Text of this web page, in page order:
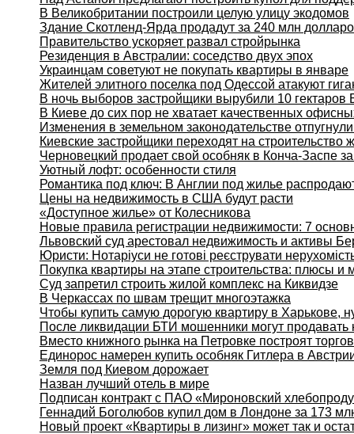
В Великобритании построили целую улицу экодомов
Здание Скотленд-Ярда продадут за 240 млн
Правительство ускоряет развал стройрынка
Резиденция в Австралии: соседство двух эпох
Украинцам советуют не покупать квартиры в январе
Жителей элитного поселка под Одессой атакуют
В ночь выборов застройщики вырубили 10 гектаров
В Киеве до сих пор не хватает качественных
Изменения в земельном законодательстве
Киевские застройщики переходят на
Черновецкий продает свой особняк в Конча-Заспе
Уютный лофт: особенности стиля
Романтика под ключ: В Англии под жилье
Цены на недвижимость в США будут расти
«Доступное жилье» от Колесникова
Новые правила регистрации недвижимости: 7
Львовский суд арестовал недвижимость и активы
Юристи: Нотаріуси не готові реєструвати
Покупка квартиры на этапе строительства: плюсы и
Суд запретил строить жилой комплекс на Киквидзе
В Черкассах по швам трещит многоэтажка
Чтобы купить самую дорогую квартиру в Харькове,
После ликвидации БТИ мошенники могут
Вместо книжного рынка на Петровке построят
Единорос намерен купить особняк Гитлера в
Земля под Киевом дорожает
Назван лучший отель в мире
Подписан контракт с ПАО «Мироновский
Геннадий Боголюбов купил дом в Лондоне за 173
Новый проект «Квартиры в лизинг» может так и